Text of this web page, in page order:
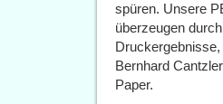
spüren. Unsere
überzeugen
Druckergebnisse,
Bernhard
Paper.